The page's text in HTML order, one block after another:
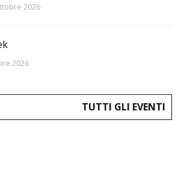
2026
2026
TUTTI GLI EVENTI